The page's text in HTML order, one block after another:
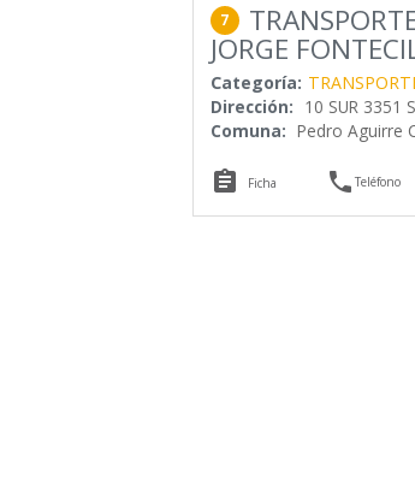
7
JORGE
Categoría:
Dirección: 10 SUR 3351
Comuna: Pedro Aguirre
 Ficha Teléfono